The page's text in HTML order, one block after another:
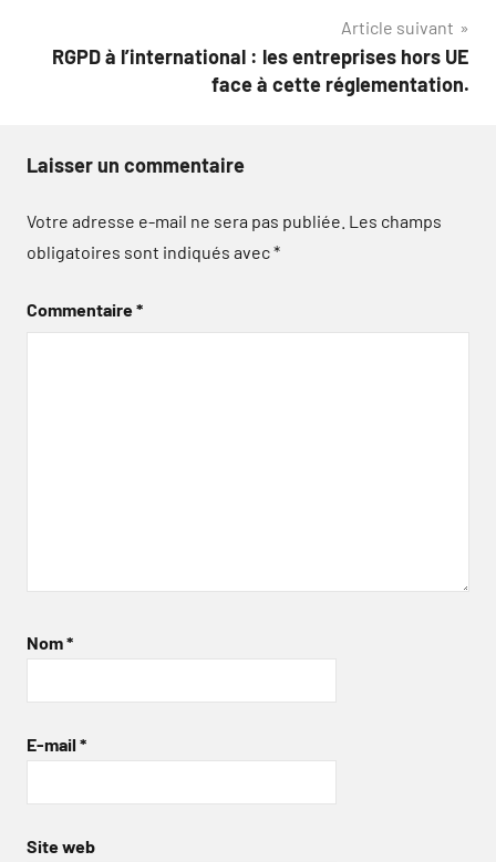
Article suivant
RGPD à l’international : les entreprises hors UE
face à cette réglementation.
Laisser un commentaire
Votre adresse e-mail ne sera pas publiée. Les champs
obligatoires sont indiqués avec*
Commentaire*
Nom*
E-mail *
Site web